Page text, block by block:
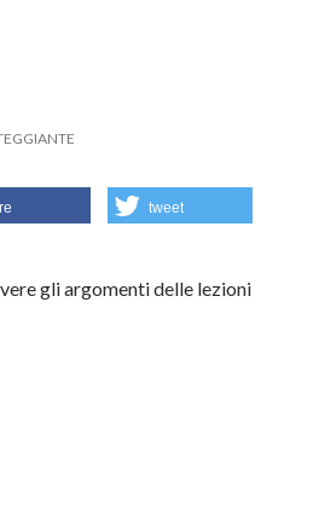
tweet
gli argomenti delle lezioni